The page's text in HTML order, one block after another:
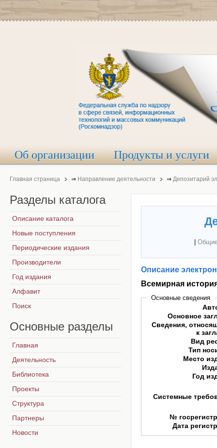
Об организации Продукты и услуги
Главная страница ⇒ Направление деятельности ⇒ Депозитарий
Описание
Всемирная
Основные сведения
Основное
Сведения,
к
Вид
Тип
Место
Год
Системные
№
Дата
Разделы каталога
Описание каталога
Новые поступления
Периодические издания
Производители
Год издания
Алфавит
Поиск
Основные разделы
Главная
Деятельность
Библиотека
Проекты
Структура
Партнеры
Новости